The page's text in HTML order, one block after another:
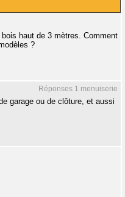
haut de 3 mètres. Comment
?
Réponses 1 menuiserie
garage ou de clôture, et aussi